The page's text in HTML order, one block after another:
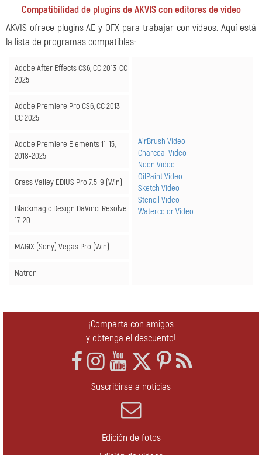
Compatibilidad de plugins de AKVIS con editores de vídeo
AKVIS ofrece plugins AE y OFX para trabajar con vídeos. Aquí está
la lista de programas compatibles:
Adobe After Effects CS6, CC 2013-CC
2025
AirBrush Video
Charcoal Video
Neon Video
OilPaint Video
Sketch Video
Stencil Video
Watercolor Video
Adobe Premiere Pro CS6, CC 2013-
CC 2025
Adobe Premiere Elements 11-15,
2018-2025
Grass Valley EDIUS Pro 7.5-9 (Win)
Blackmagic Design DaVinci Resolve
17-20
MAGIX (Sony) Vegas Pro (Win)
Natron
¡Comparta con amigos
y obtenga el descuento!
Suscribirse a noticias
Edición de fotos